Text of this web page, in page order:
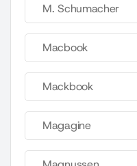
M. Schumacher
Macbook
Mackbook
Magagine